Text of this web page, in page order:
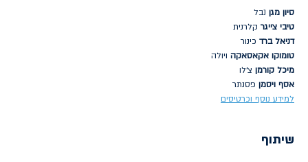
סיון מגן נבל
טיבי צייגר קלרנית
דניאל ברד כינור
טומוקו אקאסאקה ויולה
מיכל קורמן צ׳לו
אסף ויסמן פסנתר
למידע נוסף וכרטיסים
שיתוף